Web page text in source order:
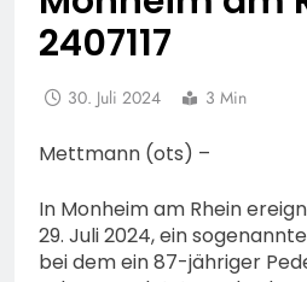
2407117
30. Juli 2024 3 Min
Mettmann (ots) –
In Monheim am Rhein
29. Juli 2024, ein
bei dem ein 87-jähriger